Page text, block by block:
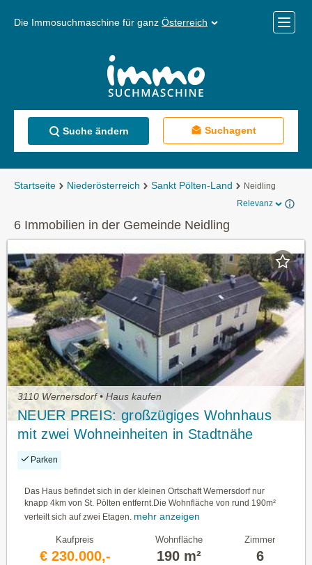
Die Immosuchmaschine für ganz Österreich
Menü
Suche ändern Suchagent
Startseite Niederösterreich Sankt Pölten-Land
Neidling
Relevanz
6 Immobilien in der Gemeinde Neidling
3110 Wernersdorf • Haus kaufen
NEUER PREIS: großzügiges Wohnhaus
mit zwei Wohneinheiten in Stadtnähe
Parken
Das Haus befindet sich in der kleinen Ortschaft Wernersdorf nur
knapp 4km von St. Pölten entfernt.Die Wohnfläche von rund 190m²
verteilt sich auf zwei Etagen. mehr anzeigen
Kaufpreis
€ 230.000,-
Wohnfläche
190 m²
Zimmer
6